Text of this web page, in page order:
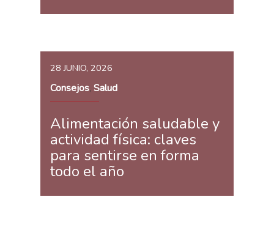
28 JUNIO, 2026
Consejos, Salud
Alimentación saludable y
actividad física: claves
para sentirse en forma
todo el año